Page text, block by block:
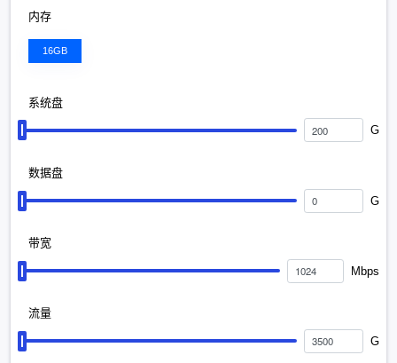
内存
16GB
系统盘
G
数据盘
G
带宽
Mbps
流量
G